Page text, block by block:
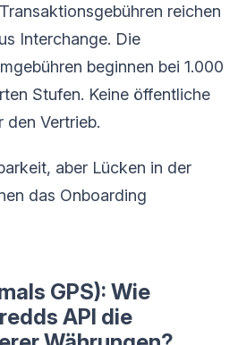
reichen
Interchange. Die
beginnen bei 1.000
Stufen. Keine öffentliche
den Vertrieb.
aber Lücken in der
das Onboarding
GPS): Wie
API die